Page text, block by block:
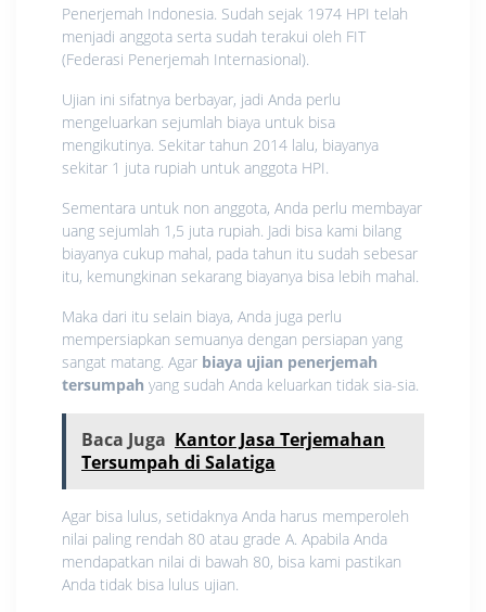
Penerjemah Indonesia. Sudah sejak 1974 HPI telah
menjadi anggota serta sudah terakui oleh FIT
(Federasi Penerjemah Internasional).
Ujian ini sifatnya berbayar, jadi Anda perlu
mengeluarkan sejumlah biaya untuk bisa
mengikutinya. Sekitar tahun 2014 lalu, biayanya
sekitar 1 juta rupiah untuk anggota HPI.
Sementara untuk non anggota, Anda perlu membayar
uang sejumlah 1,5 juta rupiah. Jadi bisa kami bilang
biayanya cukup mahal, pada tahun itu sudah sebesar
itu, kemungkinan sekarang biayanya bisa lebih mahal.
Maka dari itu selain biaya, Anda juga perlu
mempersiapkan semuanya dengan persiapan yang
sangat matang. Agar biaya ujian penerjemah
tersumpah yang sudah Anda keluarkan tidak sia-sia.
Baca Juga Kantor Jasa Terjemahan
Tersumpah di Salatiga
Agar bisa lulus, setidaknya Anda harus memperoleh
nilai paling rendah 80 atau grade A. Apabila Anda
mendapatkan nilai di bawah 80, bisa kami pastikan
Anda tidak bisa lulus ujian.